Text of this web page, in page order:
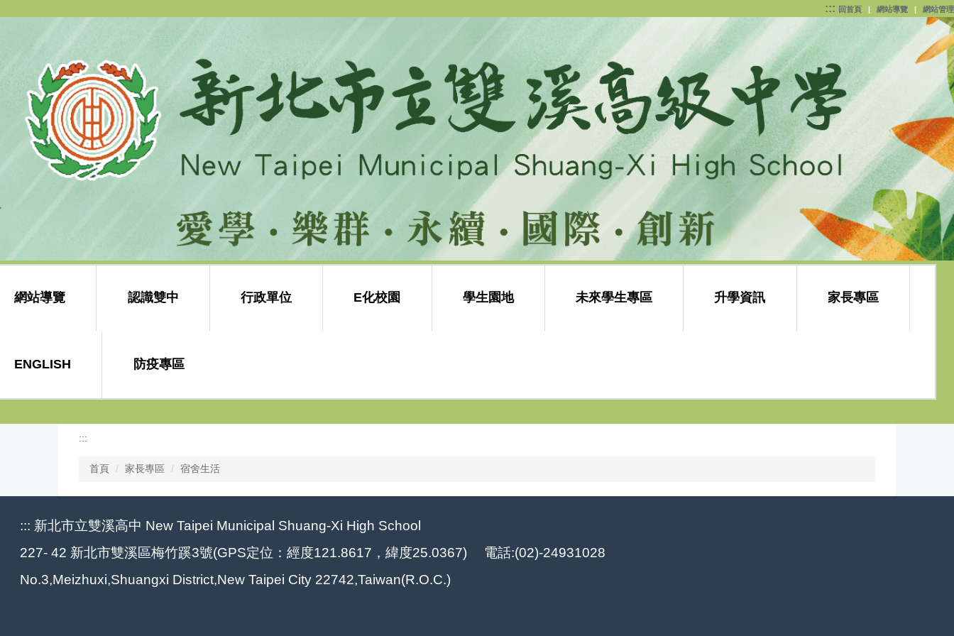
::: 回首頁 | 網站導覽 | 網站管理
網站導覽 認識雙中 行政單位 E化校園 學生園地 未來學生專區 升學資訊 家長專區
ENGLISH 防疫專區
:::
首頁 家長專區 宿舍生活
::: 新北市立雙溪高中 New Taipei Municipal Shuang-Xi High School
227- 42 新北市雙溪區梅竹蹊3號(GPS定位：經度121.8617，緯度25.0367) 電話:(02)-24931028
No.3,Meizhuxi,Shuangxi District,New Taipei City 22742,Taiwan(R.O.C.)